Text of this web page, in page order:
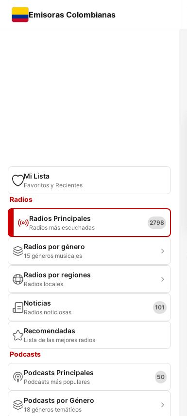
Emisoras Colombianas
Mi Lista
Favoritos y Recientes
Radios
Radios Principales
Radios más escuchadas
2798
Radios por género
15 géneros musicales
Radios por regiones
Radios locales
Noticias
Radios noticiosas
101
Recomendadas
Lista de las mejores radios
Podcasts
Podcasts Principales
Podcasts más populares
50
Podcasts por Género
18 géneros temáticos